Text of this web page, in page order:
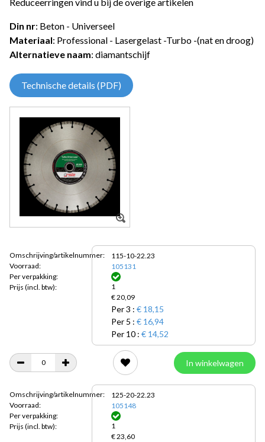
Reduceerringen vind u bij de overige artikelen
Din nr: Beton - Universeel
Materiaal: Professional - Lasergelast -Turbo -(nat en droog)
Alternatieve naam: diamantschijf
Technische details (PDF)
Omschrijving/artikelnummer:
Voorraad:
Per verpakking:
Prijs (incl. btw):
115-10-22.23
105131
1
€ 20,09
Per 3 : € 18,15
Per 5 : € 16,94
Per 10 : € 14,52
In winkelwagen
Omschrijving/artikelnummer:
Voorraad:
Per verpakking:
Prijs (incl. btw):
125-20-22.23
105148
1
€ 23,60